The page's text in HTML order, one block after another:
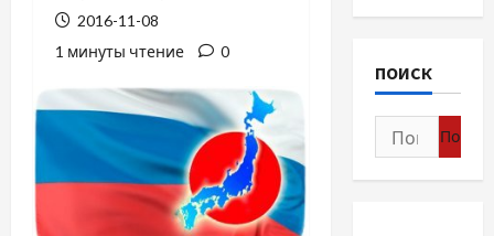
2016-11-08
1 минуты чтение
0
ПОИСК
Найти: